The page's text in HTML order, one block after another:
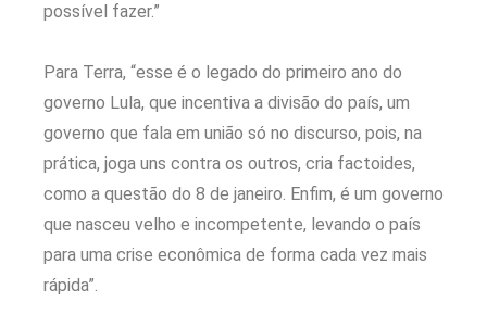
possível fazer.”
Para Terra, “esse é o legado do primeiro ano do
governo Lula, que incentiva a divisão do país, um
governo que fala em união só no discurso, pois, na
prática, joga uns contra os outros, cria factoides,
como a questão do 8 de janeiro. Enfim, é um governo
que nasceu velho e incompetente, levando o país
para uma crise econômica de forma cada vez mais
rápida”.